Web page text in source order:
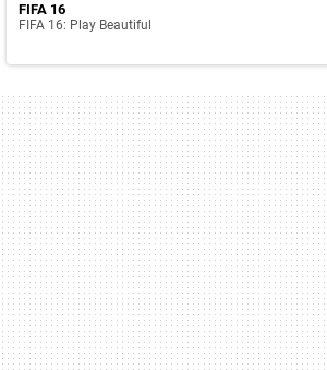
FIFA 16
FIFA 16: Play Beautiful